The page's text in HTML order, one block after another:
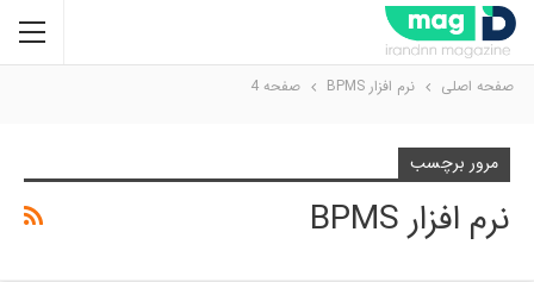
صفحه اصلی نرم افزار BPMS صفحه 4
مرور برچسب
نرم افزار BPMS